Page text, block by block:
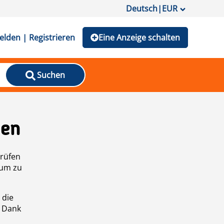
Deutsch|EUR
| Registrieren Eine Anzeige schalten
Suchen
zu
die